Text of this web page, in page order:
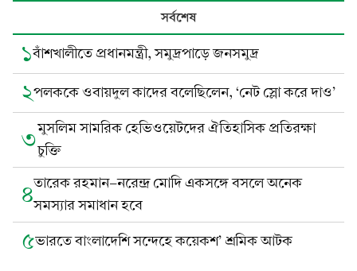
সর্বশেষ
১বাঁশখালীতে প্রধানমন্ত্রী, সমুদ্রপাড়ে জনসমুদ্র
২পলককে ওবায়দুল কাদের বলেছিলেন, ‘নেট স্লো করে দাও’
৩মুসলিম সামরিক হেভিওয়েটদের ঐতিহাসিক প্রতিরক্ষা
চুক্তি
৪তারেক রহমান-নরেন্দ্র মোদি একসঙ্গে বসলে অনেক
সমস্যার সমাধান হবে
৫ভারতে বাংলাদেশি সন্দেহে কয়েকশ’ শ্রমিক আটক